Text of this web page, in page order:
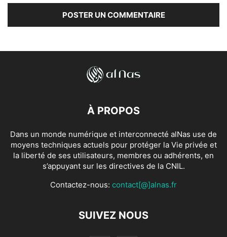
À PROPOS
Dans un monde numérique et interconnecté alNas use de
moyens techniques actuels pour protéger la Vie privée et
la liberté de ses utilisateurs, membres ou adhérents, en
s’appuyant sur les directives de la CNIL.
Contactez-nous: contact[@]alnas.fr
SUIVEZ NOUS